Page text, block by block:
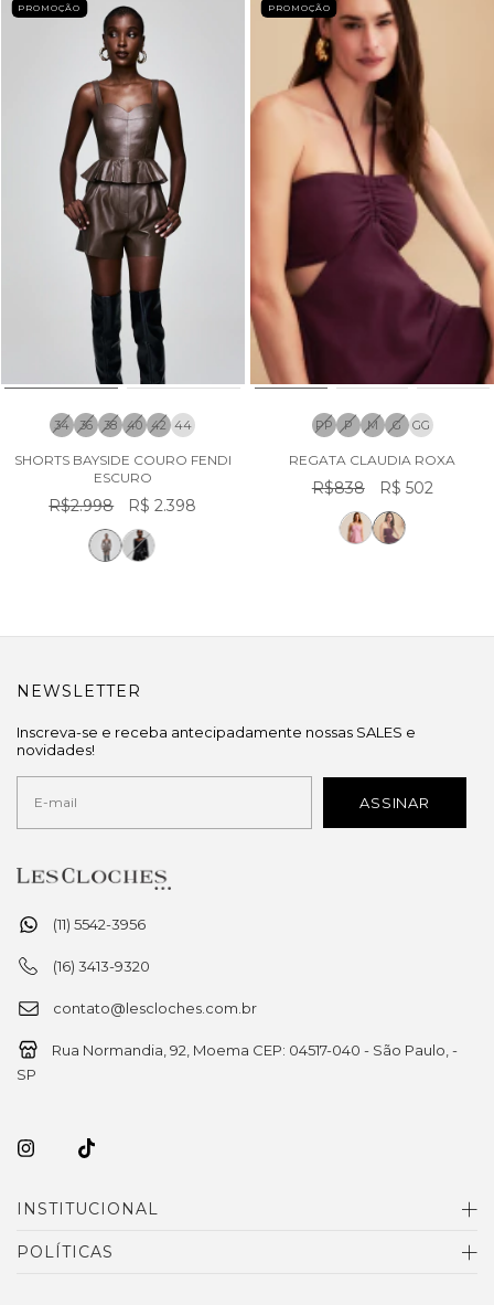
PROMOÇÃO
34 36 38 40 42 44
SHORTS BAYSIDE COURO FENDI
ESCURO
R$2.998 R$ 2.398
PROMOÇÃO
PP P M G GG
REGATA CLAUDIA ROXA
R$838 R$ 502
(11) 5542-3956
(16) 3413-9320
contato@lescloches.com.br
Rua Normandia, 92, Moema CEP: 04517-040 - São Paulo, -
SP
INSTITUCIONAL
POLÍTICAS
NEWSLETTER
Inscreva-se e receba antecipadamente nossas SALES e
novidades!